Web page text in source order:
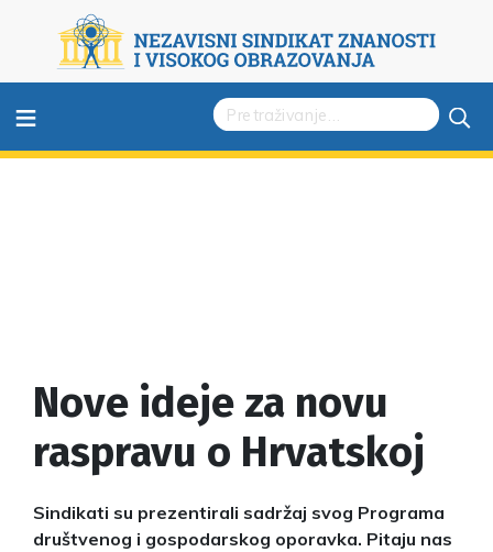
≡
Nove ideje za novu
raspravu o Hrvatskoj
Sindikati su prezentirali sadržaj svog Programa
društvenog i gospodarskog oporavka. Pitaju nas